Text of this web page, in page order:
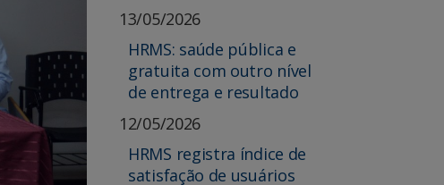
13/05/2026
HRMS: saúde pública e
gratuita com outro nível
de entrega e resultado
12/05/2026
HRMS registra índice de
satisfação de usuários